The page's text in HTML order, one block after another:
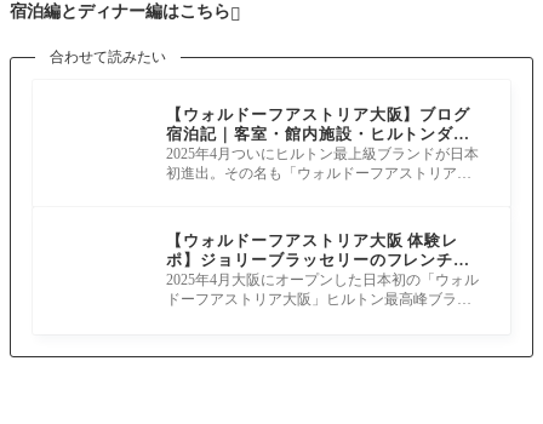
宿泊編とディナー編はこちら
合わせて読みたい
【ウォルドーフアストリア大阪】ブログ
宿泊記｜客室・館内施設・ヒルトンダイ
ヤモンド会員特典・ラウンジ代替サービ
ス徹底レビュー
2025年4月ついにヒルトン最上級ブランドが日本
初進出。その名も「ウォルドーフアストリア大
【ウォルドーフアストリア大阪 体験レ
ポ】ジョリーブラッセリーのフレンチデ
ィナー｜メニュー・料金・予約方法まと
め
2025年4月大阪にオープンした日本初の「ウォル
ドーフアストリア大阪」ヒルトン最高峰ブラン